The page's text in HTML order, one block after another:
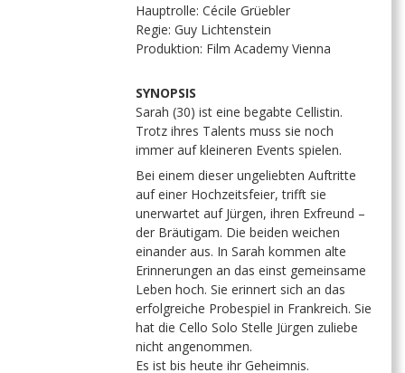
Hauptrolle: Cécile Grüebler
Regie: Guy Lichtenstein
Produktion: Film Academy Vienna
SYNOPSIS
Sarah (30) ist eine begabte Cellistin.
Trotz ihres Talents muss sie noch
immer auf kleineren Events spielen.
Bei einem dieser ungeliebten Auftritte
auf einer Hochzeitsfeier, trifft sie
unerwartet auf Jürgen, ihren Exfreund –
der Bräutigam. Die beiden weichen
einander aus. In Sarah kommen alte
Erinnerungen an das einst gemeinsame
Leben hoch. Sie erinnert sich an das
erfolgreiche Probespiel in Frankreich. Sie
hat die Cello Solo Stelle Jürgen zuliebe
nicht angenommen.
Es ist bis heute ihr Geheimnis.